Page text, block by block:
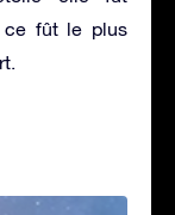
ce fût le plus